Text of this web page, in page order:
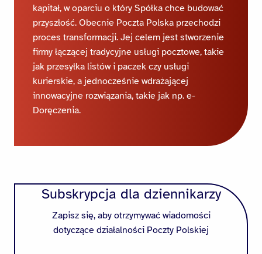
kapitał, w oparciu o który Spółka chce budować
przyszłość. Obecnie Poczta Polska przechodzi
proces transformacji. Jej celem jest stworzenie
firmy łączącej tradycyjne usługi pocztowe, takie
jak przesyłka listów i paczek czy usługi
kurierskie, a jednocześnie wdrażającej
innowacyjne rozwiązania, takie jak np. e-
Doręczenia.
Subskrypcja dla dziennikarzy
Zapisz się, aby otrzymywać wiadomości
dotyczące działalności Poczty Polskiej